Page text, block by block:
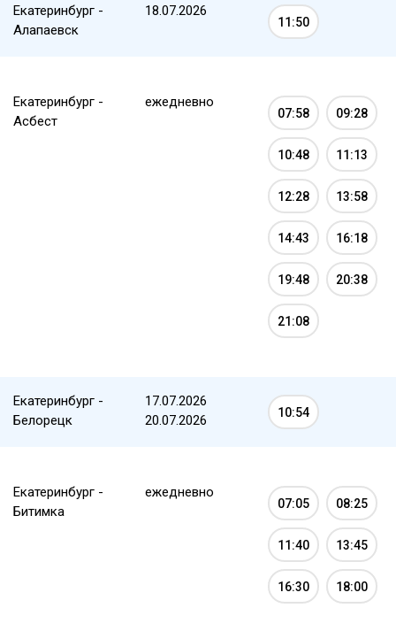
Екатеринбург -
Алапаевск
18.07.2026
11:50
Екатеринбург -
Асбест
ежедневно
07:58 09:28
10:48 11:13
12:28 13:58
14:43 16:18
19:48 20:38
21:08
Екатеринбург -
Белорецк
17.07.2026
20.07.2026
10:54
Екатеринбург -
Битимка
ежедневно
07:05 08:25
11:40 13:45
16:30 18:00